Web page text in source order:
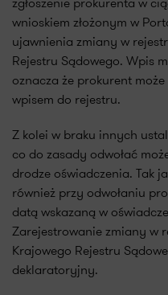
wnioskiem złożonym w
ujawnienia zmiany w
Rejestru Sądowego. Wpis
oznacza że prokurent
wpisem do rejestru.
Z kolei w braku innych
co do zasady odwołać
drodze oświadczenia. Tak
również przy odwołaniu
datą wskazaną w
Zarejestrowanie zmiany w
Krajowego Rejestru
deklaratoryjny.